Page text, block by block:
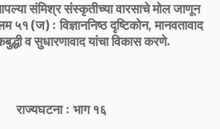
संमिश्र संस्कृतीच्या वारसाचे मोल जाणून
(ज) : विज्ञाननिष्ठ दृष्टिकोन, मानवतावाद
व सुधारणावाद यांचा विकास करणे.
राज्यघटना : भाग १६